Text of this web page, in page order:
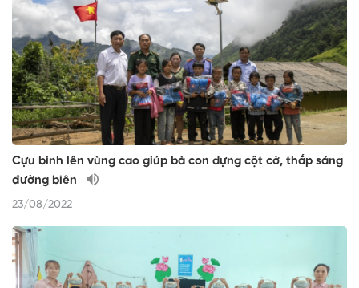
Cựu binh lên vùng cao giúp bà con dựng cột cờ, thắp sáng
đường biên
23/08/2022